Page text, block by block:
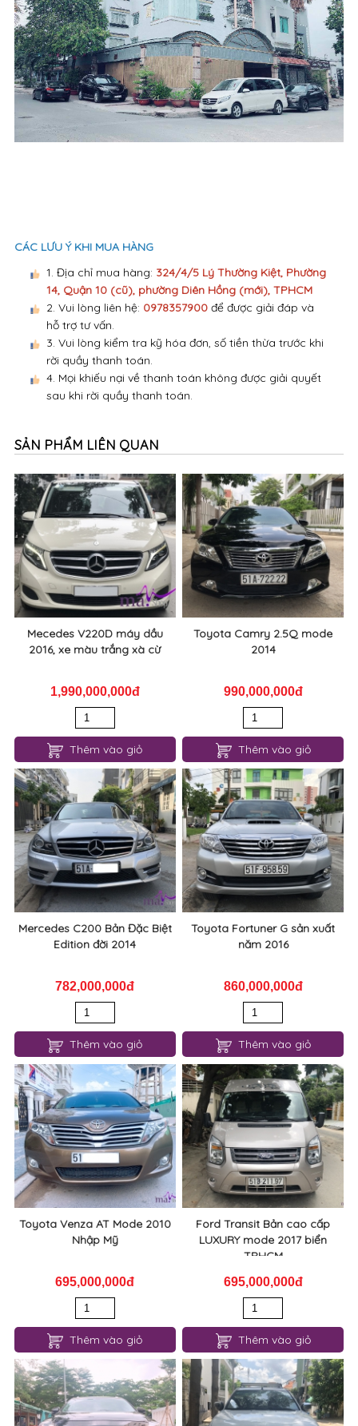
CÁC LƯU Ý KHI MUA HÀNG
1. Địa chỉ mua hàng: 324/4/5 Lý Thường Kiệt, Phường
14, Quận 10 (cũ), phường Diên Hồng (mới), TPHCM
2. Vui lòng liên hệ: 0978357900để được giải đáp và
hỗ trợ tư vấn.
3. Vui lòng kiểm tra kỹ hóa đơn, số tiền thừa trước khi
rời quầy thanh toán.
4. Mọi khiếu nại về thanh toán không được giải quyết
sau khi rời quầy thanh toán.
SẢN PHẨM LIÊN QUAN
Mecedes V220D máy dầu
2016, xe màu trắng xà cừ
1,990,000,000đ
Thêm vào giỏ
Toyota Camry 2.5Q mode
2014
990,000,000đ
Thêm vào giỏ
Mercedes C200 Bản Đặc Biệt
Edition đời 2014
782,000,000đ
Thêm vào giỏ
Toyota Fortuner G sản xuất
năm 2016
860,000,000đ
Thêm vào giỏ
Toyota Venza AT Mode 2010
Nhập Mỹ
695,000,000đ
Thêm vào giỏ
Ford Transit Bản cao cấp
LUXURY mode 2017 biển
TPHCM
695,000,000đ
Thêm vào giỏ